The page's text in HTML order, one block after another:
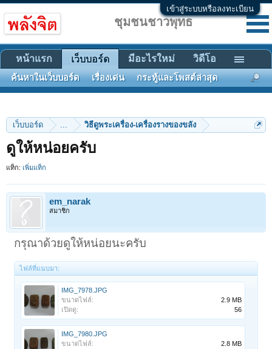
เข้าสู่ระบบหรือลงทะเบียน
เว็บบอร์ด ... วิธีดูพระเครื่อง-เครื่องรางของขลัง
ดูให้หน่อยครับ
แท็ก: เพิ่มแท็ก
em_narak
สมาชิก
กรุณาด้วยดูให้หน่อยนะครับ
ไฟล์ที่แนบมา:
IMG_7978.JPG
ขนาดไฟล์:
2.9 MB
เปิดดู:
56
IMG_7980.JPG
ขนาดไฟล์:
2.8 MB
ชุมชนชาวพุทธ
หน้าแรก เว็บบอร์ด
ค้นหาในเว็บบอร์ด เรื่องเด่น กระทู้และโพสต์ล่าสุด
มีอะไรใหม่ วิดีโอ